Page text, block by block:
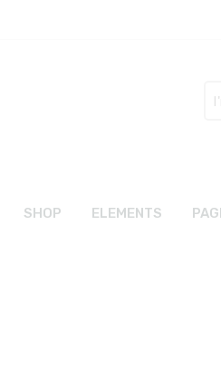
SHOP ELEMENTS